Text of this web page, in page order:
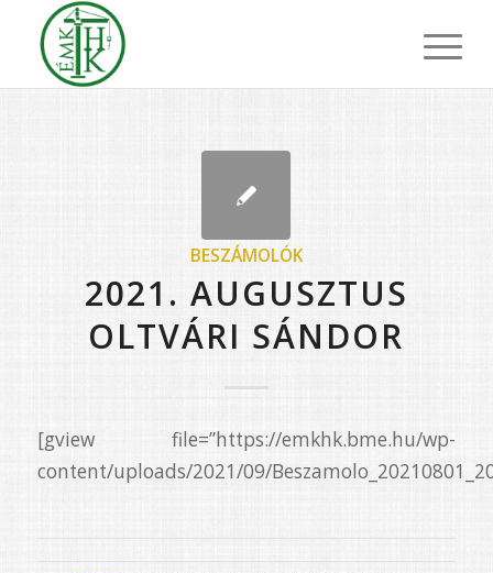
BESZÁMOLÓK
2021. AUGUSZTUS
OLTVÁRI SÁNDOR
[gview file=”https://emkhk.bme.hu/wp-
content/uploads/2021/09/